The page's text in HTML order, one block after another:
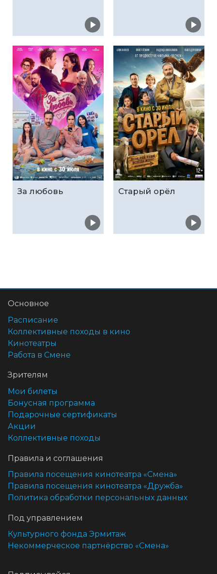
За любовь Старый орёл
Основное
Расписание
Коллективные походы в кино
Кинотеатры
Работа в Смене
Зрителям
Мои билеты
Бонусная программа
Подарочные сертификаты
Акции
Коллективные походы
Правила и соглашения
Правила посещения кинотеатра «Смена»
Правила посещения кинотеатра «Дружба»
Политика обработки персональных данных
Под управлением
Культурного фонда Эрмитаж
Некоммерческое партнёрство «Смена»